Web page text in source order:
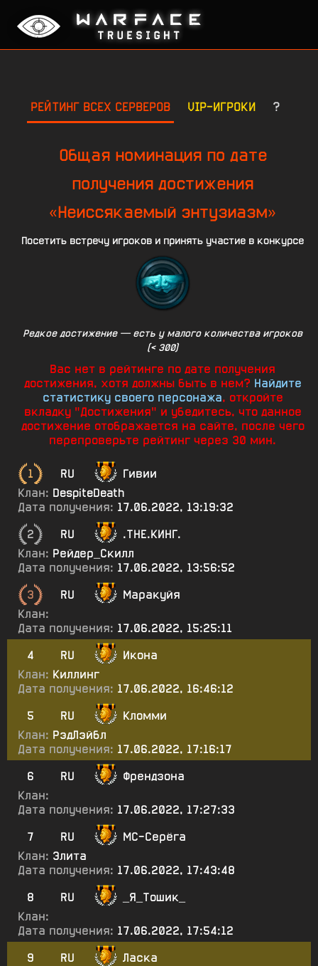
РЕЙТИНГ ВСЕХ СЕРВЕРОВ VIP-ИГРОКИ ?
Общая номинация по дате
получения достижения
«Неиссякаемый энтузиазм»
Посетить встречу игроков и принять участие в конкурсе
Редкое достижение — есть у малого количества игроков
(< 300)
Вас нет в рейтинге по дате получения
достижения, хотя должны быть в нем? Найдите
статистику своего персонажа, откройте
вкладку "Достижения" и убедитесь, что данное
достижение отображается на сайте, после чего
перепроверьте рейтинг через 30 мин.
1 RU
Гивии
Клан: DespiteDeath
Дата получения: 17.06.2022, 13:19:32
2
RU
.ТНЕ.КИНГ.
Клан: Рейдер_Скилл
Дата получения: 17.06.2022, 13:56:52
3
RU
Маракуйя
Клан:
Дата получения: 17.06.2022, 15:25:11
4
RU
Икона
Клан: Киллинг
Дата получения: 17.06.2022, 16:46:12
5
RU
Кломми
Клан: РэдЛэйбл
Дата получения: 17.06.2022, 17:16:17
6
RU
Френдзона
Клан:
Дата получения: 17.06.2022, 17:27:33
7
RU
МС-Серёга
Клан: Элита
Дата получения: 17.06.2022, 17:43:48
8
RU
_Я_Тошик_
Клан:
Дата получения: 17.06.2022, 17:54:12
9
RU
Ласка